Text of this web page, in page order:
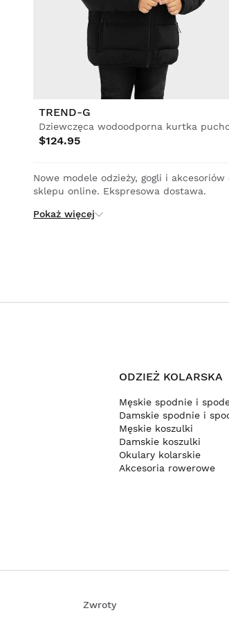
Piłka nożna
Zobacz wszystkie
Mężczyzna
Piłka nożna
Zobacz wszystkie
Kobieta
Piłka nożna
Zobacz wszystkie
Dzieci
TREND-G
$124.95
Nowe modele odzieży, gogli i
sklepu online. Ekspresowa dostawa.
Pokaż więcej
ODZIEŻ KOLARSKA
Męskie spodnie i
Damskie spodnie i
Męskie koszulki
Damskie koszulki
Okulary kolarskie
Akcesoria rowerowe
Zwroty